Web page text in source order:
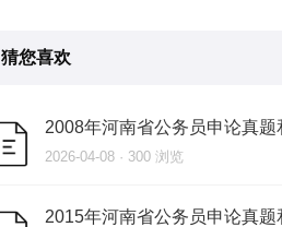
猜您喜欢
2008年河南省公务员申论真题
2026-04-08 · 300 浏览
2015年河南省公务员申论真题